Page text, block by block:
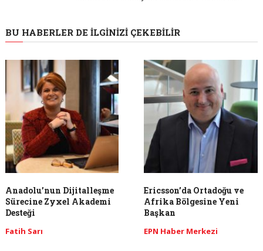
BU HABERLER DE İLGINIZI ÇEKEBILIR
Anadolu’nun Dijitalleşme
Sürecine Zyxel Akademi
Desteği
Fatih Sarı
Ericsson’da Ortadoğu ve
Afrika Bölgesine Yeni
Başkan
EPN Haber Merkezi